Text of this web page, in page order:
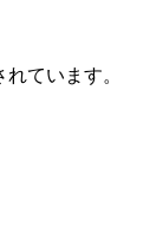
ています。